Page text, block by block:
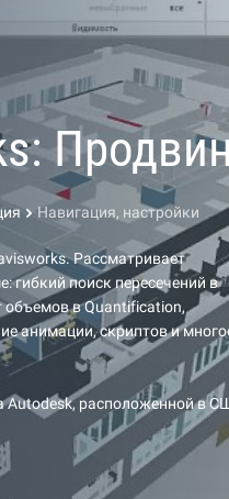
Навигация, настройки
Рассматривает
гибкий поиск пересечений в
объемов в Quantification,
анимации, скриптов и
Autodesk, расположенной в